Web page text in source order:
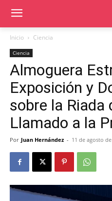
Inicio Ciencia
Ciencia
Almoguera
Exposición y
sobre la Riada
Llamado a la
Por Juan Hernández - 11 de agosto